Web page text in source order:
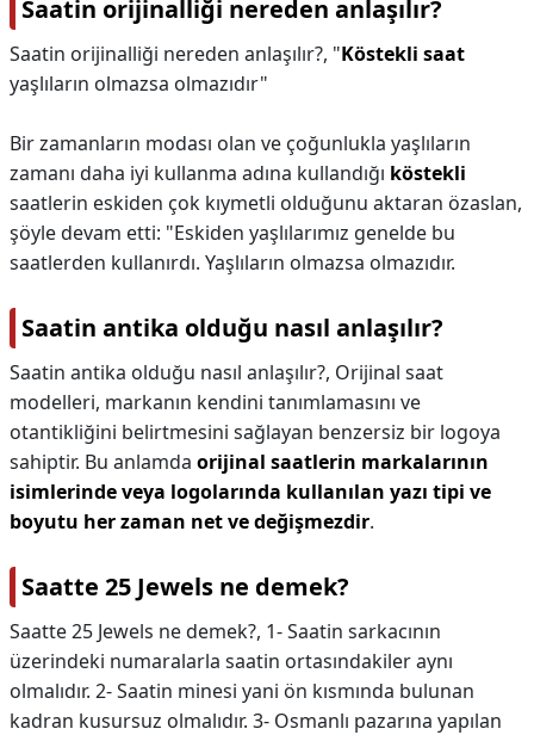
Saatin orijinalliği nereden anlaşılır?
Saatin orijinalliği nereden anlaşılır?, "Köstekli saat
yaşlıların olmazsa olmazıdır"
Bir zamanların modası olan ve çoğunlukla yaşlıların
zamanı daha iyi kullanma adına kullandığı köstekli
saatlerin eskiden çok kıymetli olduğunu aktaran özaslan,
şöyle devam etti: "Eskiden yaşlılarımız genelde bu
saatlerden kullanırdı. Yaşlıların olmazsa olmazıdır.
Saatin antika olduğu nasıl anlaşılır?
Saatin antika olduğu nasıl anlaşılır?, Orijinal saat
modelleri, markanın kendini tanımlamasını ve
otantikliğini belirtmesini sağlayan benzersiz bir logoya
sahiptir. Bu anlamda orijinal saatlerin markalarının
isimlerinde veya logolarında kullanılan yazı tipi ve
boyutu her zaman net ve değişmezdir.
Saatte 25 Jewels ne demek?
Saatte 25 Jewels ne demek?, 1- Saatin sarkacının
üzerindeki numaralarla saatin ortasındakiler aynı
olmalıdır. 2- Saatin minesi yani ön kısmında bulunan
kadran kusursuz olmalıdır. 3- Osmanlı pazarına yapılan